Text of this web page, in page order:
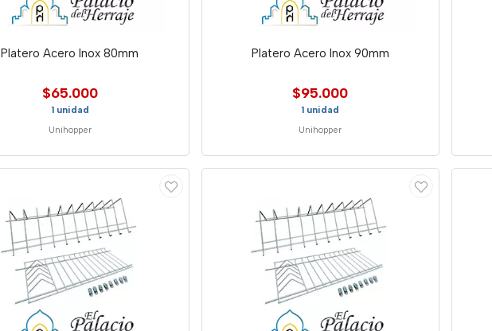
Platero Acero Inox 80mm
$65.000
1 unidad
Unihopper
Platero Acero Inox 90mm
$95.000
1 unidad
Unihopper